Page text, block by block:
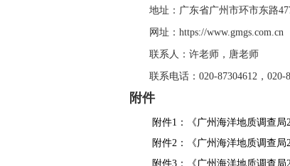
地址：广东省广州市环市东路
网址：https://www.gmgs.com.cn
联系人：许老师，唐老师
联系电话：020-87304612，020-
附件
附件1： 《广州海洋地质调查
附件2：《广州海洋地质调查局
附件3：《广州海洋地质调查局